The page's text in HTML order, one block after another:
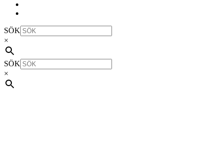
SÖK
×
SÖK
×